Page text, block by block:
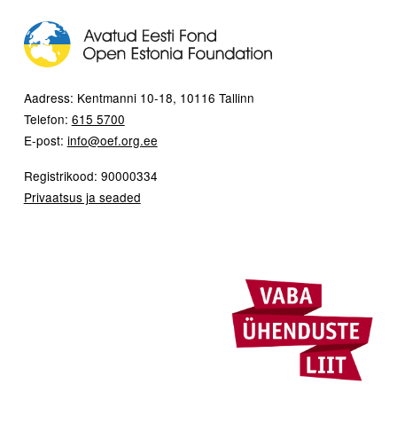
Aadress: Kentmanni 10-18, 10116 Tallinn
Telefon: 615 5700
E-post: info@oef.org.ee
Registrikood: 90000334
Privaatsus ja seaded